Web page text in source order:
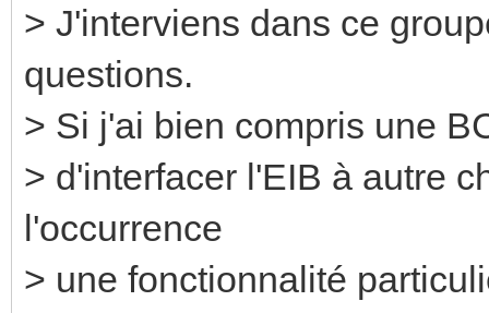
> J'interviens dans ce
questions.
> Si j'ai bien compris une
> d'interfacer l'EIB à autre
l'occurrence
> une fonctionnalité